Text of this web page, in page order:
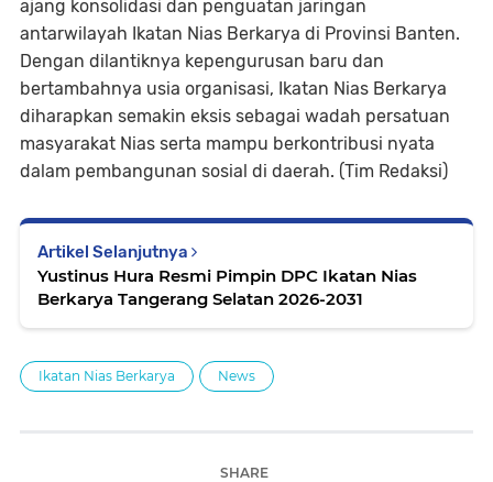
ajang konsolidasi dan penguatan jaringan
antarwilayah Ikatan Nias Berkarya di Provinsi Banten.
Dengan dilantiknya kepengurusan baru dan
bertambahnya usia organisasi, Ikatan Nias Berkarya
diharapkan semakin eksis sebagai wadah persatuan
masyarakat Nias serta mampu berkontribusi nyata
dalam pembangunan sosial di daerah. (Tim Redaksi)
Artikel Selanjutnya
Yustinus Hura Resmi Pimpin DPC Ikatan Nias
Berkarya Tangerang Selatan 2026-2031
Ikatan Nias Berkarya News
SHARE